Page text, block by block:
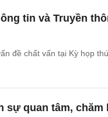
tin và Truyền
đề chất vấn tại Kỳ họp
sự quan tâm, chăm